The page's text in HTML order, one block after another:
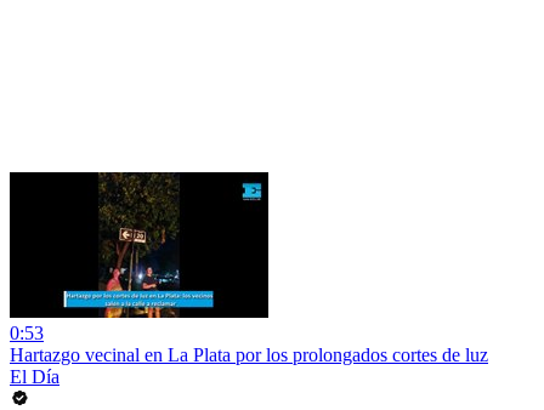
0:53
Hartazgo vecinal en La Plata por los prolongados cortes de luz
El Día